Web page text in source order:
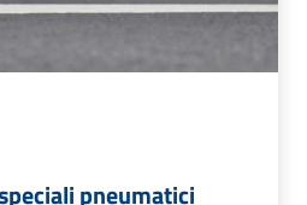
pneumatici